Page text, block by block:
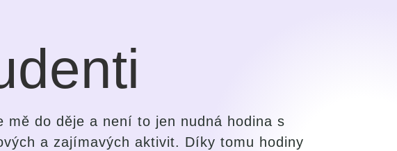
výuky oproti svým dřívějším snahám a
intuitivní osoba s talentem vycítit potřeby